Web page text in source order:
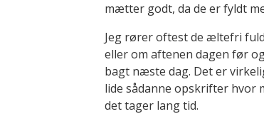
mætter godt, da de er fyldt
Jeg rører oftest de æltefri
eller om aftenen dagen før
bagt næste dag. Det er
lide sådanne opskrifter hvor
det tager lang tid.